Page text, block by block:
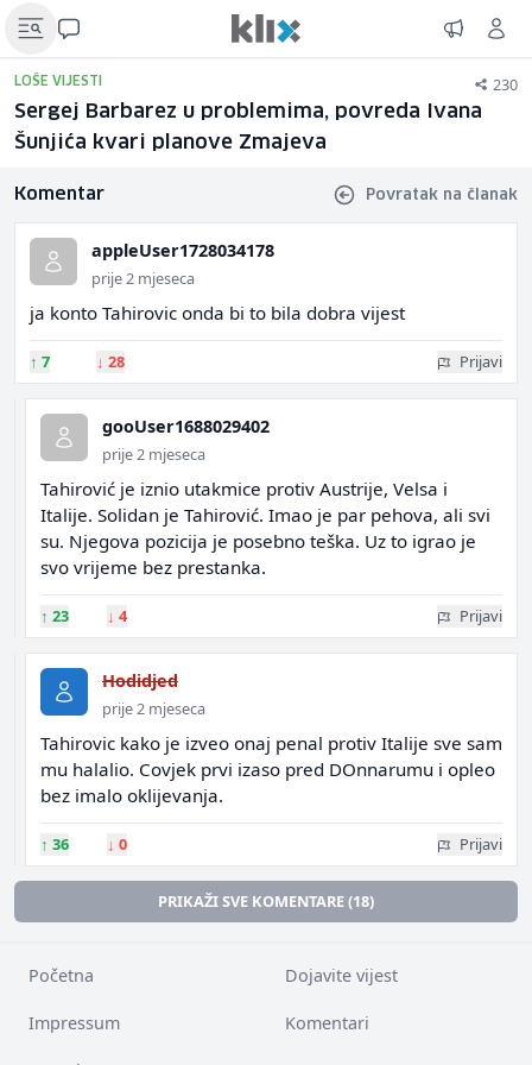
LOŠE VIJESTI 230
Sergej Barbarez u problemima, povreda Ivana
Šunjića kvari planove Zmajeva
Komentar Povratak na članak
appleUser1728034178
prije 2 mjeseca
ja konto Tahirovic onda bi to bila dobra vijest
↑ 7 ↓ 28 Prijavi
gooUser1688029402
prije 2 mjeseca
Tahirović je iznio utakmice protiv Austrije, Velsa i
Italije. Solidan je Tahirović. Imao je par pehova, ali svi
su. Njegova pozicija je posebno teška. Uz to igrao je
svo vrijeme bez prestanka.
↑ 23 ↓ 4 Prijavi
Hodidjed
prije 2 mjeseca
Tahirovic kako je izveo onaj penal protiv Italije sve sam
mu halalio. Covjek prvi izaso pred DOnnarumu i opleo
bez imalo oklijevanja.
↑ 36 ↓ 0 Prijavi
PRIKAŽI SVE KOMENTARE (18)
Početna Dojavite vijest
Impressum Komentari